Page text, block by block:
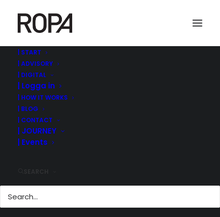
| START
| ADVISORY
| DIGITAL
| Logga in
| HOW IT WORKS
| BLOG
| CONTACT
| JOURNEY
| Events